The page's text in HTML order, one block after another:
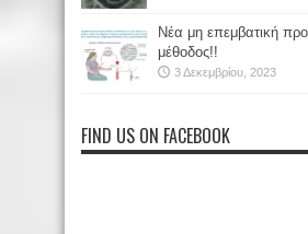
Νέα μη επεμβατική
μέθοδος!!
3 Δεκεμβρίου, 2023
FIND US ON FACEBOOK